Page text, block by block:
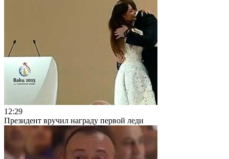
12:29
Президент вручил награду первой леди